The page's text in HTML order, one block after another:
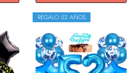
REGALO 52 AÑOS